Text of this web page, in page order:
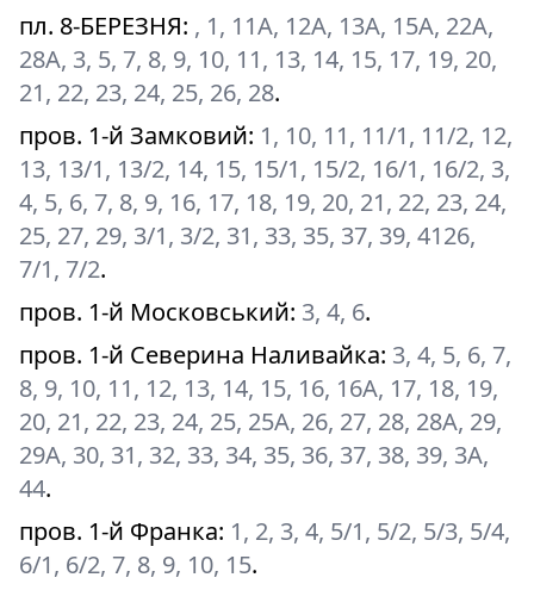
пл. 8-БЕРЕЗНЯ: , 1, 11А, 12А, 13А, 15А, 22А,
28А, 3, 5, 7, 8, 9, 10, 11, 13, 14, 15, 17, 19, 20,
21, 22, 23, 24, 25, 26, 28.
пров. 1-й Замковий: 1, 10, 11, 11/1, 11/2, 12,
13, 13/1, 13/2, 14, 15, 15/1, 15/2, 16/1, 16/2, 3,
4, 5, 6, 7, 8, 9, 16, 17, 18, 19, 20, 21, 22, 23, 24,
25, 27, 29, 3/1, 3/2, 31, 33, 35, 37, 39, 4126,
7/1, 7/2.
пров. 1-й Московський: 3, 4, 6.
пров. 1-й Северина Наливайка: 3, 4, 5, 6, 7,
8, 9, 10, 11, 12, 13, 14, 15, 16, 16А, 17, 18, 19,
20, 21, 22, 23, 24, 25, 25А, 26, 27, 28, 28А, 29,
29А, 30, 31, 32, 33, 34, 35, 36, 37, 38, 39, 3А,
44.
пров. 1-й Франка: 1, 2, 3, 4, 5/1, 5/2, 5/3, 5/4,
6/1, 6/2, 7, 8, 9, 10, 15.